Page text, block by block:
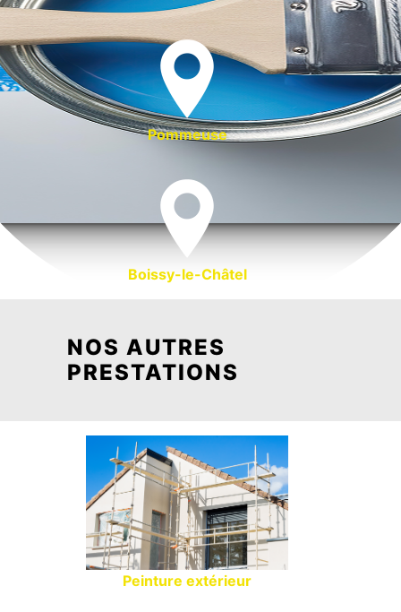
Pommeuse
Boissy-le-Châtel
NOS AUTRES
PRESTATIONS
Peinture extérieur